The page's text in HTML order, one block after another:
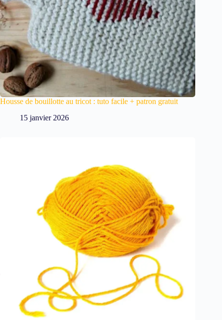
Housse de bouillotte au tricot : tuto facile + patron gratuit
15 janvier 2026